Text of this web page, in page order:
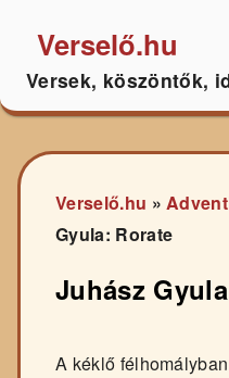
Verselő.hu
Versek, köszöntők,
Verselő.hu »
Gyula: Rorate
Juhász
A kéklő félhomályban